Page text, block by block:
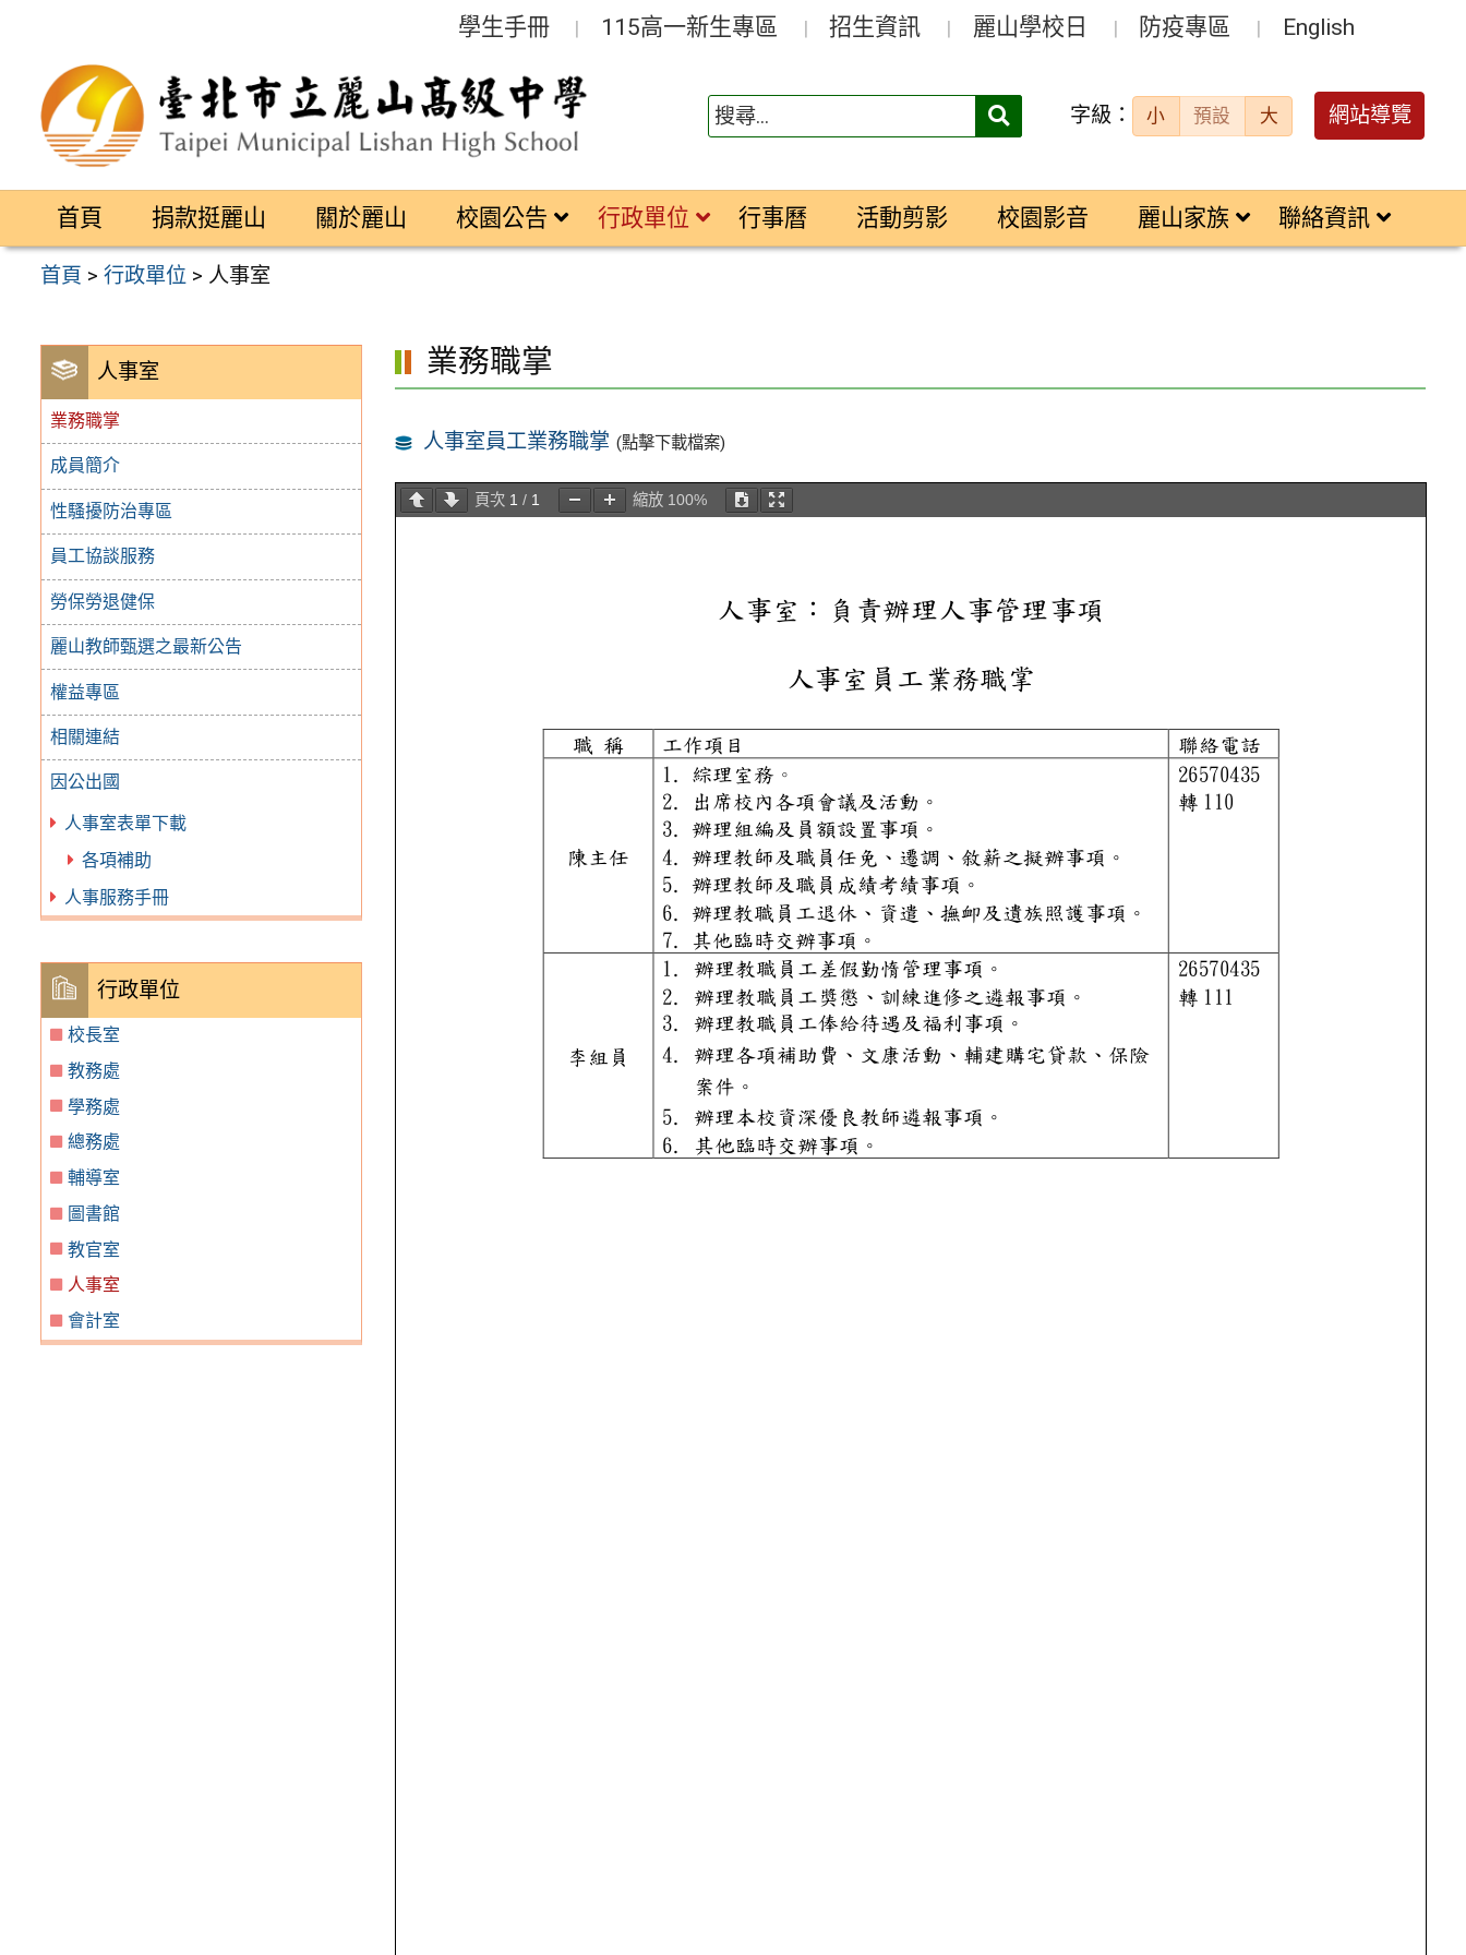
區
學生手冊 115高一新生專區 招生資訊 麗山學校日 防疫專區 English
搜
字級： 小 預設 大 網站導覽
首頁 捐款挺麗山 關於麗山 校園公告 行政單位 行事曆 活動剪影 校園影音 麗山家族 聯絡資訊
首頁 >行政單位 > 人事室
人事室
業務職掌
成員簡介
性騷擾防治專區
員工協談服務
勞保勞退健保
麗山教師甄選之最新公告
權益專區
相關連結
因公出國
人事室表單下載
各項補助
人事服務手冊
行政單位
校長室
教務處
學務處
總務處
輔導室
圖書館
教官室
人事室
會計室
業務職掌
人事室員工業務職掌 (點擊下載檔案)
頁次 1 / 1 縮放 100%